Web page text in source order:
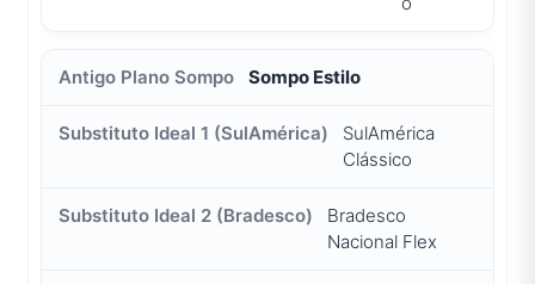
Sompo Estilo
SulAmérica
Clássico
Bradesco
Nacional Flex